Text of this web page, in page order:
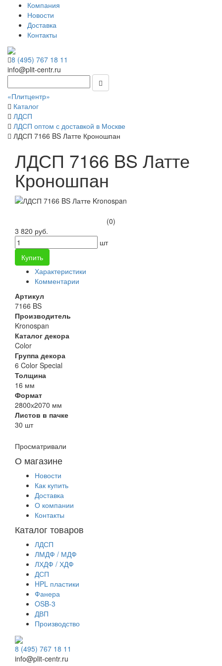
Компания
Новости
Доставка
Контакты
8 (495) 767 18 11
info@plit-centr.ru
«Плитцентр»
Каталог
ЛДСП
ЛДСП оптом с доставкой в Москве
ЛДСП 7166 BS Латте Кроношпан
ЛДСП 7166 BS Латте
Кроношпан
(0)
3 820 руб.
шт
Купить
Характеристики
Комментарии
Артикул
7166 BS
Производитель
Kronospan
Каталог декора
Color
Группа декора
6 Color Special
Толщина
16 мм
Формат
2800х2070 мм
Листов в пачке
30 шт
Просматривали
О магазине
Новости
Как купить
Доставка
О компании
Контакты
Каталог товаров
ЛДСП
ЛМДФ / МДФ
ЛХДФ / ХДФ
ДСП
HPL пластики
Фанера
OSB-3
ДВП
Производство
8 (495) 767 18 11
info@plit-centr.ru